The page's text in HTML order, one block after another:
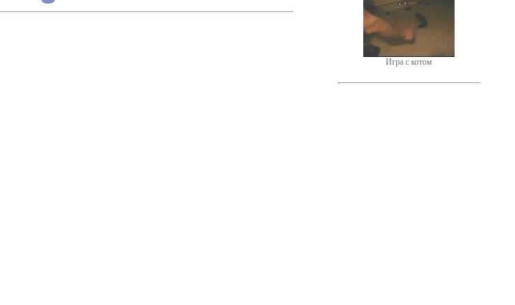
Игра с котом